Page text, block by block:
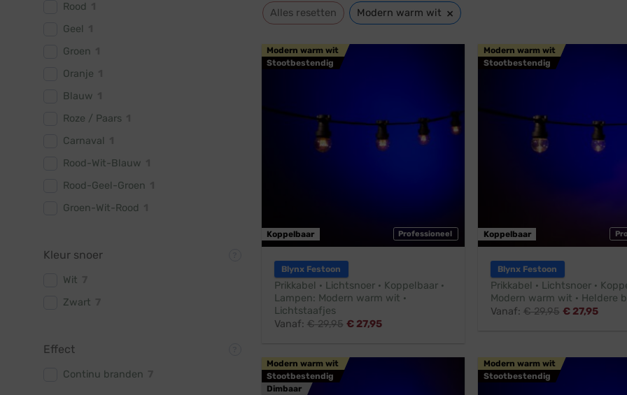
Rood
Geel
Groen
Oranje
Blauw
Roze / Paars
Carnaval
Rood-Wit-Blauw
Rood-Geel-Groen
Groen-Wit-Rood
Kleur snoer
Wit
Zwart
Effect
Continu branden
Alles resetten Modern warm wit ×
Professioneel
Modern warm wit
Stootbestendig
Koppelbaar
Blynx Festoon
Prikkabel · Lichtsnoer · Koppelbaar ·
Lampen: Modern warm wit ·
Lichtstaafjes
Vanaf: €29,95 €27,95
Modern warm wit
Stootbestendig
Koppelbaar
Blynx Festoon
Prikkabel · Lichtsnoer ·
Modern warm wit · Heldere
Vanaf: €29,95 € 27,95
Modern warm wit
Stootbestendig
Dimbaar
Modern warm wit
Stootbestendig